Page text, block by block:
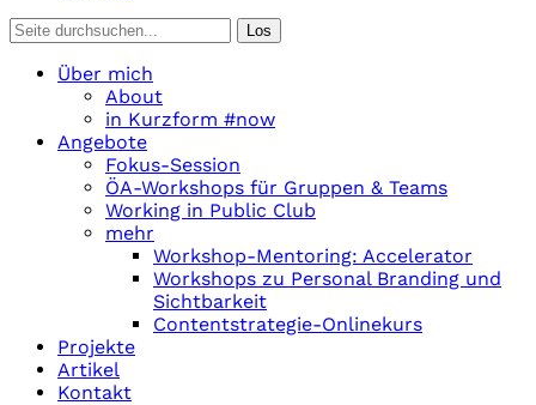
Über mich
About
in Kurzform #now
Angebote
Fokus-Session
ÖA-Workshops für Gruppen & Teams
Working in Public Club
mehr
Workshop-Mentoring: Accelerator
Workshops zu Personal Branding und
Sichtbarkeit
Contentstrategie-Onlinekurs
Projekte
Artikel
Kontakt